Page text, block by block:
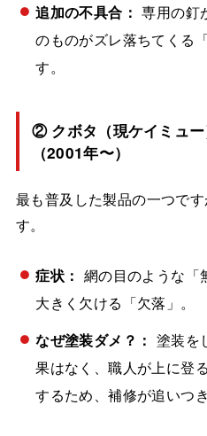
追加の不具合： 専用の釘
のものがズレ落ちてくる
す。
② クボタ（現ケイミュー
（2001年〜）
最も普及した製品の一つで
す。
症状： 網の目のような「
大きく欠ける「欠落」。
なぜ塗装ダメ？： 塗装を
果はなく、職人が上に登
するため、補修が追いつき